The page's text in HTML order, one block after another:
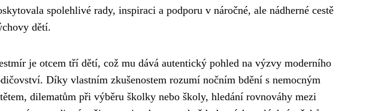
spolehlivé rady, inspiraci a podporu v náročné, ale nádherné cestě
dětí.
je otcem tří dětí, což mu dává autentický pohled na výzvy moderního
Díky vlastním zkušenostem rozumí nočním bdění s nemocným
dilematům při výběru školky nebo školy, hledání rovnováhy mezi